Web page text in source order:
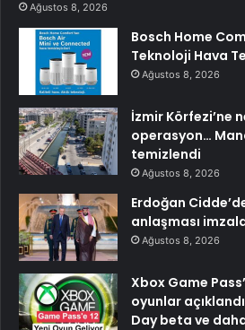
Ağustos 8, 2026
Bosch Home
Teknoloji Hava
Ağustos 8, 2026
İzmir Körfezi’ne
operasyon…
temizlendi
Ağustos 8, 2026
Erdoğan
anlaşması
Ağustos 8, 2026
Xbox Game
oyunlar
Day beta ve